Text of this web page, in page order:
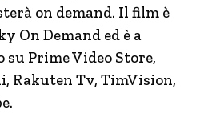
on demand. Il film è
On Demand ed è a
su Prime Video Store,
Rakuten Tv, TimVision,